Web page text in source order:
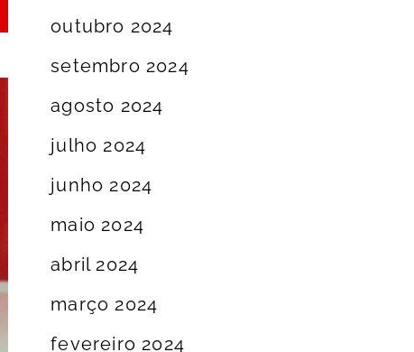
outubro 2024
setembro 2024
agosto 2024
julho 2024
junho 2024
maio 2024
abril 2024
março 2024
fevereiro 2024